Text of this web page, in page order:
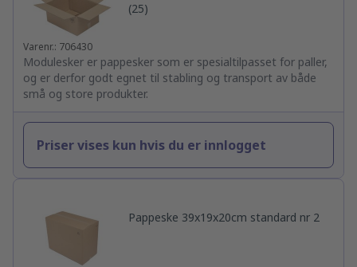
(25)
Varenr.: 706430
Modulesker er pappesker som er spesialtilpasset for paller,
og er derfor godt egnet til stabling og transport av både
små og store produkter.
Priser vises kun hvis du er innlogget
Pappeske 39x19x20cm standard nr 2